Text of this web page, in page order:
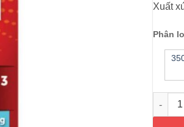
Xuất
Phân
Dầu